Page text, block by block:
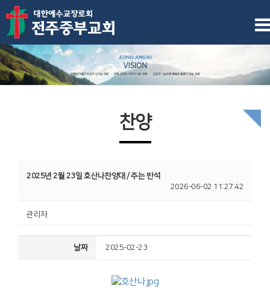
찬양
2025년 2월 23일 호산나찬양대 / 주는 반석
2026-06-02 11:27:42
관리자
날짜 2025-02-23